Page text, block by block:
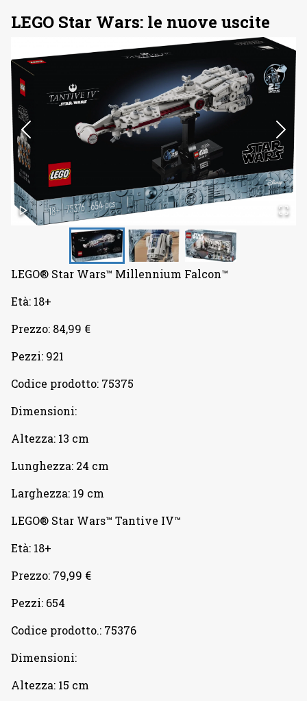
LEGO Star Wars: le nuove uscite
LEGO® Star Wars™ Millennium Falcon™
Età: 18+
Prezzo: 84,99 €
Pezzi: 921
Codice prodotto: 75375
Dimensioni:
Altezza: 13 cm
Lunghezza: 24 cm
Larghezza: 19 cm
LEGO® Star Wars™ Tantive IV™
Età: 18+
Prezzo: 79,99 €
Pezzi: 654
Codice prodotto.: 75376
Dimensioni:
Altezza: 15 cm